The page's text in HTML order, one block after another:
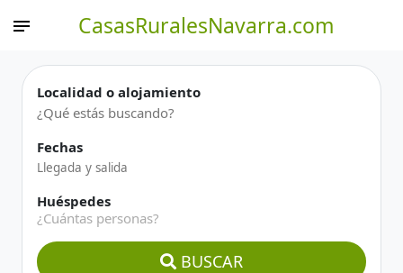
CasasRuralesNavarra.com
Localidad o alojamiento
Fechas
Huéspedes
¿Cuántas personas?
BUSCAR